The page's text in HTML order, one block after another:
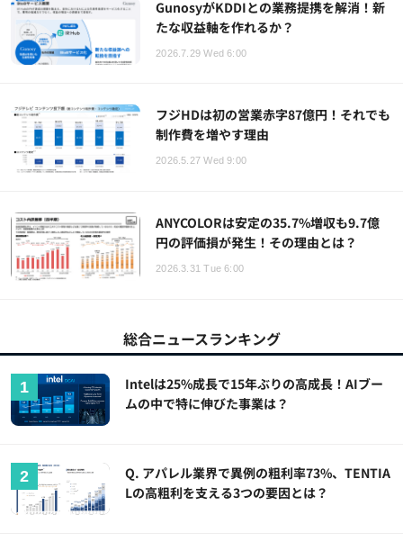
GunosyがKDDIとの業務提携を解消！新
たな収益軸を作れるか？
2026.7.29 Wed 6:00
フジHDは初の営業赤字87億円！それでも
制作費を増やす理由
2026.5.27 Wed 9:00
ANYCOLORは安定の35.7%増収も9.7億
円の評価損が発生！その理由とは？
2026.3.31 Tue 6:00
総合ニュースランキング
Intelは25%成長で15年ぶりの高成長！AIブー
ムの中で特に伸びた事業は？
Q. アパレル業界で異例の粗利率73%、TENTIA
Lの高粗利を支える3つの要因とは？